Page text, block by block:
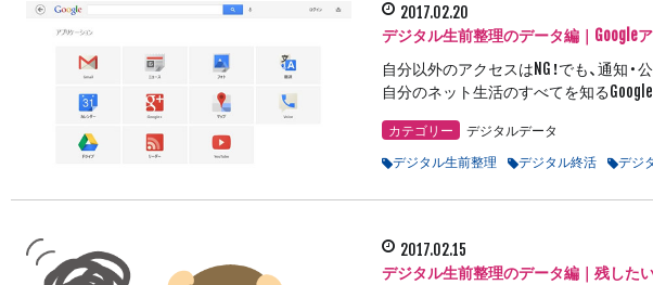
2017.02.20
デジタル生前整理のデータ編｜Google
自分以外のアクセスはNG！でも、通知・
自分のネット生活のすべてを知る
カテゴリー
デジタルデータ
デジタル生前整理
デジタル終活 デジ
2017.02.15
デジタル生前整理のデータ編｜残した